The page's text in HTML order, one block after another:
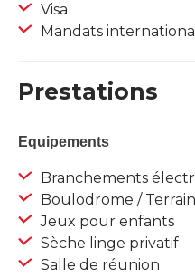
Visa
Mandats
Prestations
Equipements
Branchements
Boulodrome /
Jeux pour enfants
Sèche linge privatif
Salle de réunion